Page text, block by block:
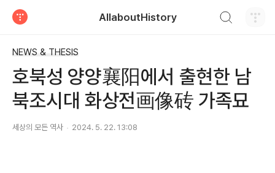
AllaboutHistory
NEWS & THESIS
호북성 양양襄阳에서 출현한 남
북조시대 화상전画像砖 가족묘
세상의 모든 역사 2024. 5. 22. 13:08